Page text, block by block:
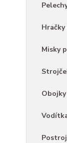
Misky